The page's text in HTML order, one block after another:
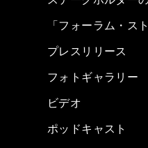
「フォーラム・ス
プレスリリース
フォトギャラリー
ビデオ
ポッドキャスト